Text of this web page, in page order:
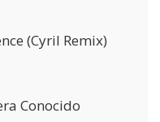
(Cyril Remix)
Conocido